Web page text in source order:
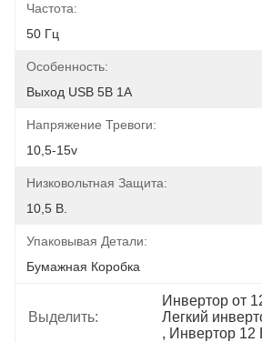
Частота:
50 Гц
Особенность:
Выход USB 5В 1А
Напряжение Тревоги:
10,5-15v
Низковольтная Защита:
10,5 В.
Упаковывая Детали:
Бумажная Коробка
Выделить:
Инвертор от
Легкий
, Инвертор 12